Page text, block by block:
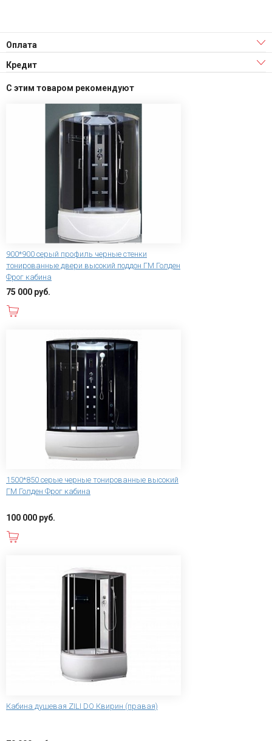
Оплата
Кредит
С этим товаром рекомендуют
900*900 серый профиль черные стенки
тонированные двери высокий поддон ГМ Голден
Фрог кабина
75 000 руб.
1500*850 серые черные тонированные высокий
ГМ Голден Фрог кабина
100 000 руб.
Кабина душевая ZILI DO Квирин (правая)